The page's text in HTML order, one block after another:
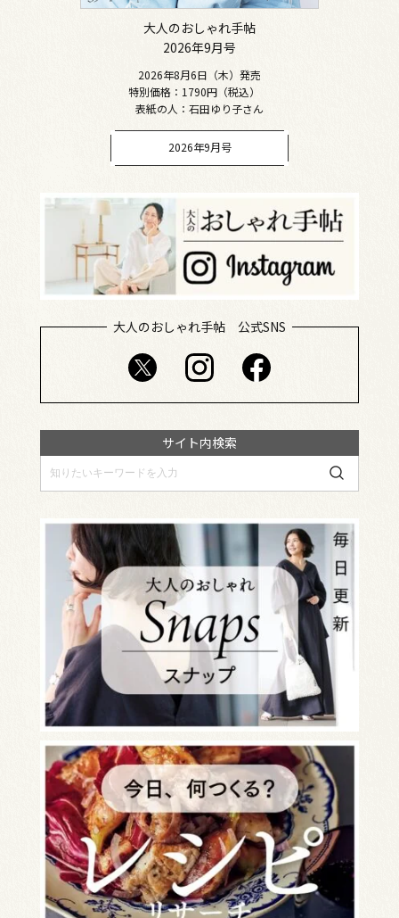
大人のおしゃれ手帖
2026年9月号
2026年8月6日（木）発売
特別価格：1790円（税込）
表紙の人：石田ゆり子さん
2026年9月号
大人のおしゃれ手帖 公式SNS
サイト内検索